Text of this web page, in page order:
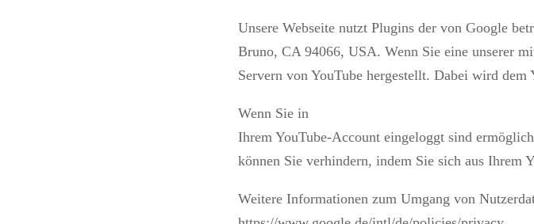
Unsere Webseite nutzt Plugins der von Google
Bruno, CA 94066, USA. Wenn Sie eine unserer
Servern von YouTube hergestellt. Dabei wird dem
Wenn Sie in
Ihrem YouTube-Account eingeloggt sind
können Sie verhindern, indem Sie sich aus Ihrem
Weitere Informationen zum Umgang von